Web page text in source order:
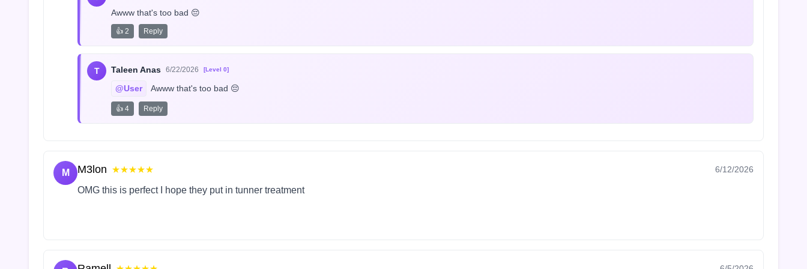
Awww that's too bad 😔
👍 2 Reply
T Taleen Anas 6/22/2026 [Level 0]
@User Awww that's too bad 😔
👍 4 Reply
M M3lon ★★★★★ 6/12/2026
OMG this is perfect I hope they put in tunner treatment